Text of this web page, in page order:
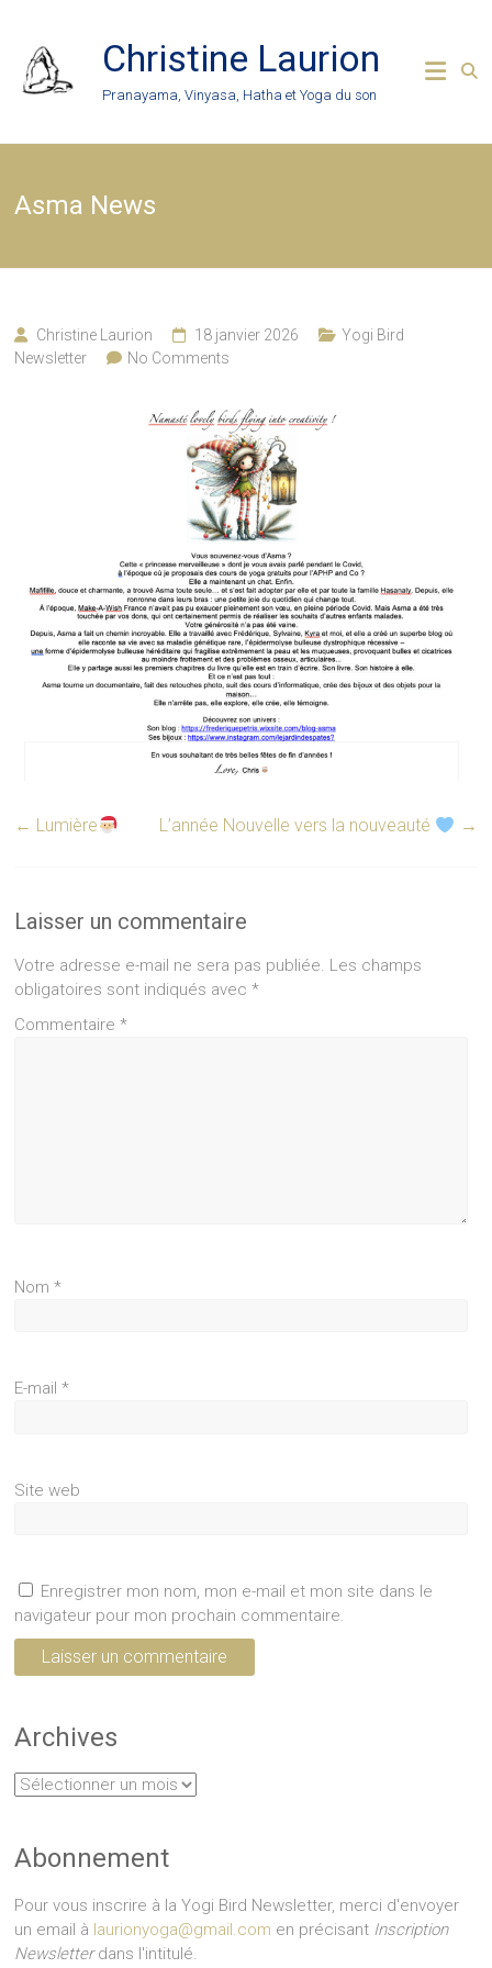
content
Christine Laurion
Pranayama, Vinyasa, Hatha et Yoga du son
Asma News
Christine Laurion 18 janvier 2026
Yogi Bird
Newsletter
No Comments
← Lumière L’année Nouvelle vers la nouveauté →
Laisser un commentaire
Votre adresse e-mail ne sera pas publiée. Les champs
obligatoires sont indiqués avec*
Commentaire*
Nom*
E-mail*
Site web
Enregistrer mon nom, mon e-mail et mon site dans le
navigateur pour mon prochain commentaire.
Archives
Archives
Abonnement
Pour vous inscrire à la Yogi Bird Newsletter, merci d'envoyer
un email à laurionyoga@gmail.com en précisant Inscription
Newsletterdans l'intitulé.